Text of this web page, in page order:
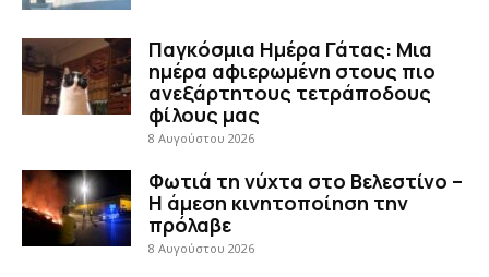
Παγκόσμια Ημέρα Γάτας: Μια
ημέρα αφιερωμένη στους πιο
ανεξάρτητους τετράποδους
φίλους μας
8 Αυγούστου 2026
Φωτιά τη νύχτα στο Βελεστίνο –
Η άμεση κινητοποίηση την
πρόλαβε
8 Αυγούστου 2026